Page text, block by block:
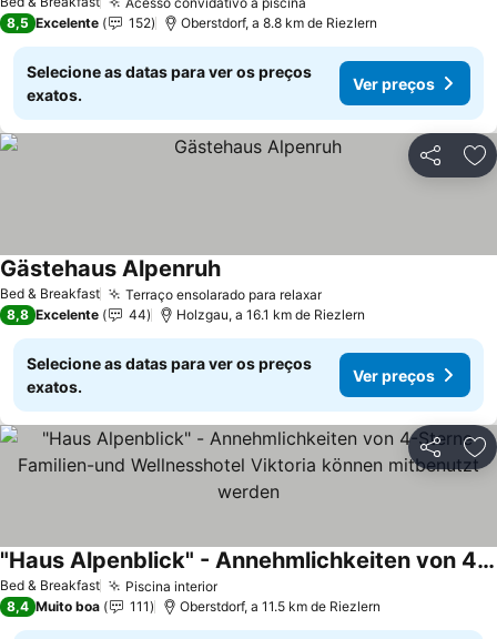
8,5 Excelente 152 Oberstdorf, a 8.8 km de Riezlern
Selecione as datas para ver os preços
exatos.
Ver preços
Partilhar
Bed & Breakfast Terraço ensolarado para relaxarVer preços
Gästehaus AlpenruhVer preços
8,8 Excelente 44 Holzgau, a 16.1 km de Riezlern
Selecione as datas para ver os preços
exatos.
Ver preços
Partilhar
Bed & Breakfast Piscina interiorVer preços
"Haus Alpenblick" - Annehmlichkeiten von 4-Sterne Familien-und Wellnesshotel Viktoria können mitbenutzt werden
Ver preços
8,4 Muito boa 111 Oberstdorf, a 11.5 km de Riezlern